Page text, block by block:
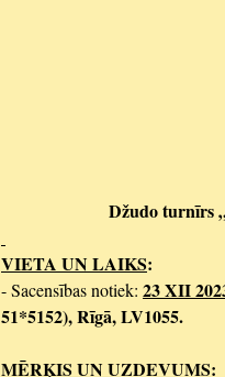
Džudo turnīrs
VIETA UN LAIKS:
- Sacensības notiek: 23 XII
51*5152), Rīgā, LV1055.
MĒRĶIS UN UZDEVUMS: